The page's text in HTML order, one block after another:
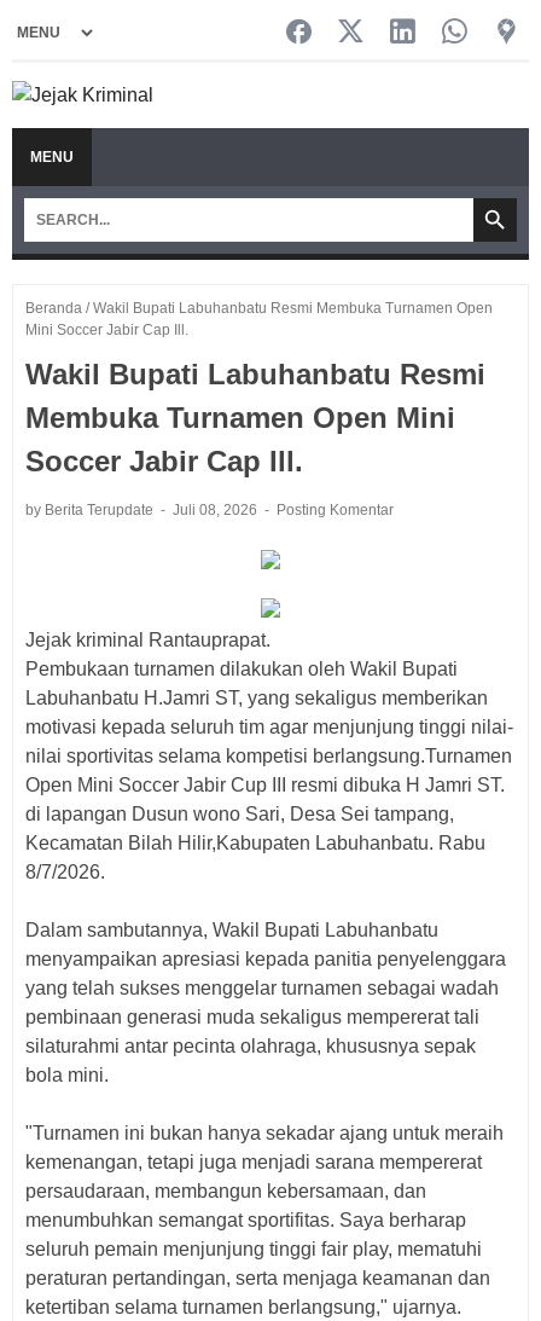
MENU
Beranda /Wakil Bupati Labuhanbatu Resmi Membuka Turnamen Open
Mini Soccer Jabir Cap Ill.
Wakil Bupati Labuhanbatu Resmi
Membuka Turnamen Open Mini
Soccer Jabir Cap Ill.
by Berita Terupdate Juli 08, 2026 Posting Komentar
Jejak kriminal Rantauprapat.
Pembukaan turnamen dilakukan oleh Wakil Bupati
Labuhanbatu H.Jamri ST, yang sekaligus memberikan
motivasi kepada seluruh tim agar menjunjung tinggi nilai-
nilai sportivitas selama kompetisi berlangsung.Turnamen
Open Mini Soccer Jabir Cup III resmi dibuka H Jamri ST.
di lapangan Dusun wono Sari, Desa Sei tampang,
Kecamatan Bilah Hilir,Kabupaten Labuhanbatu. Rabu
8/7/2026.
Dalam sambutannya, Wakil Bupati Labuhanbatu
menyampaikan apresiasi kepada panitia penyelenggara
yang telah sukses menggelar turnamen sebagai wadah
pembinaan generasi muda sekaligus mempererat tali
silaturahmi antar pecinta olahraga, khususnya sepak
bola mini.
"Turnamen ini bukan hanya sekadar ajang untuk meraih
kemenangan, tetapi juga menjadi sarana mempererat
persaudaraan, membangun kebersamaan, dan
menumbuhkan semangat sportifitas. Saya berharap
seluruh pemain menjunjung tinggi fair play, mematuhi
peraturan pertandingan, serta menjaga keamanan dan
ketertiban selama turnamen berlangsung," ujarnya.